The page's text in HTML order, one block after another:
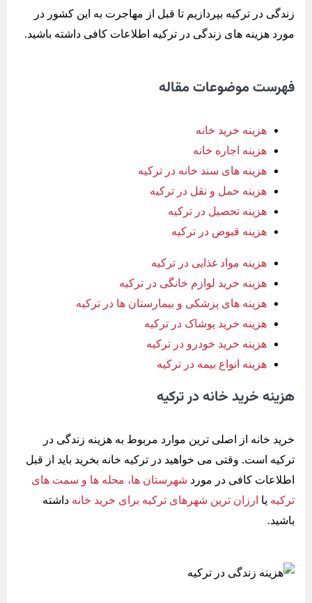
زندگی در ترکیه بپردازیم تا قبل از مهاجرت به این کشور در
مورد هزینه های زندگی در ترکیه اطلاعات کافی داشته باشید.
فهرست موضوعات مقاله
هزینه خرید خانه
هزینه اجاره خانه
هزینه های سند خانه در ترکیه
هزینه حمل و نقل در ترکیه
هزینه تحصیل در ترکیه
هزینه قبوض در ترکیه
هزینه مواد غذایی در ترکیه
هزینه خرید لوازم خانگی در ترکیه
هزینه های پزشکی و بیمارستان ها در ترکیه
هزینه خرید پوشاک در ترکیه
هزینه خرید خودرو در ترکیه
هزینه انواع بیمه در ترکیه
هزینه خرید خانه در ترکیه
خرید خانه از اصلی ترین موارد مربوط به هزینه زندگی در
ترکیه است. وقتی می خواهید در ترکیه خانه بخرید باید از قبل
اطلاعات کافی در مورد شهرستان ها، محله ها و سمت های
ترکیه یا ارزان ترین شهرهای ترکیه برای خرید خانه داشته
باشید.